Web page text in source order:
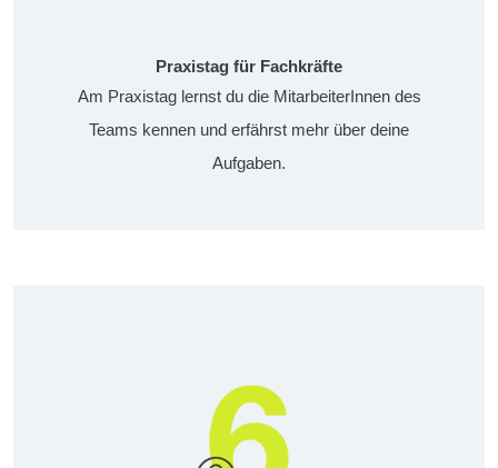
Praxistag für Fachkräfte
Am Praxistag lernst du die MitarbeiterInnen des
Teams kennen und erfährst mehr über deine
Aufgaben.